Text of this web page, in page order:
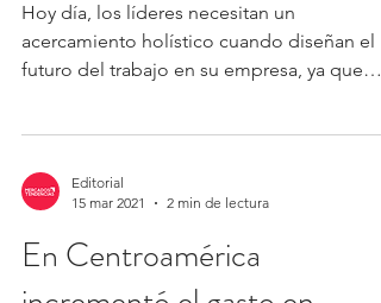
Hoy día, los líderes necesitan un
acercamiento holístico cuando diseñan el
futuro del trabajo en su empresa, ya que
Editorial
15 mar 2021
2 min de lectura
En Centroamérica